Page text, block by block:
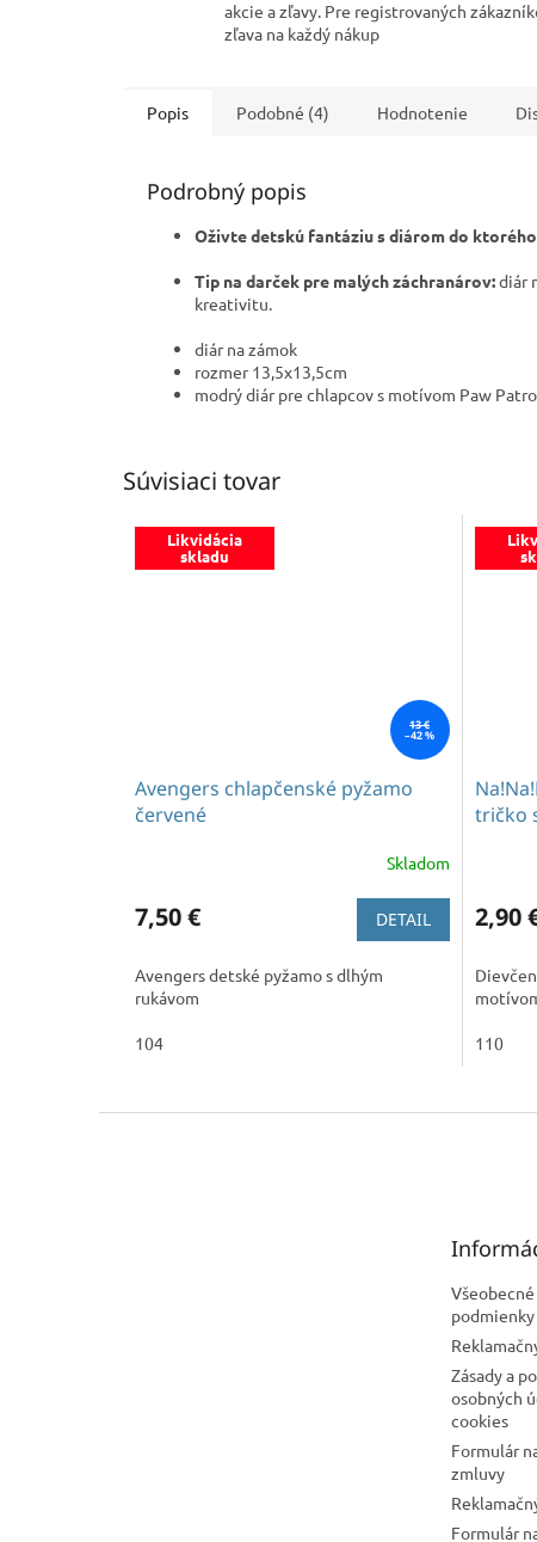
akcie a zľavy. Pre registrovaných
zľava na každý nákup
Popis Podobné (4) Hodnotenie
Podrobný popis
Oživte detskú fantáziu s diárom do
Tip na darček pre malých záchranárov:diár
kreativitu.
diár na zámok
rozmer 13,5x13,5cm
modrý diár pre chlapcov s motívom Paw
Súvisiaci tovar
Likvidácia
skladu
13 €
–42 %
Avengers chlapčenské pyžamo
červené
Skladom
7,50 € DETAIL
Avengers detské pyžamo s dlhým
rukávom
104
tričko
2,90
110
podmienky
Zásady a
osobných
cookies
Formulár
zmluvy
Formulár